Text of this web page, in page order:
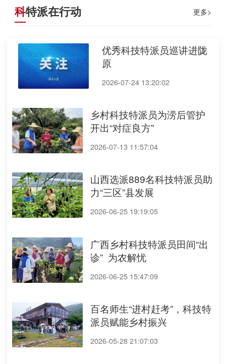
科特派在行动 更多>
优秀科技特派员巡讲进陇
原
2026-07-24 13:20:02
乡村科技特派员为涝后管护
开出“对症良方”
2026-07-13 11:57:04
山西选派889名科技特派员助
力“三区”县发展
2026-06-25 19:19:05
广西乡村科技特派员田间“出
诊” 为农解忧
2026-06-25 15:47:09
百名师生“进村赶考”，科技特
派员赋能乡村振兴
2026-05-28 21:07:03